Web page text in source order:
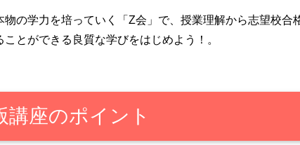
物の学力を培っていく「Z会」で、授業理解から志望校合
とができる良質な学びをはじめよう！。
講座のポイント